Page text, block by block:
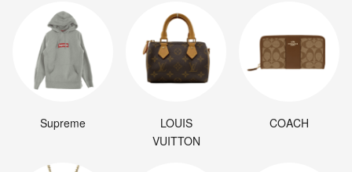
Supreme
LOUIS
VUITTON
COACH